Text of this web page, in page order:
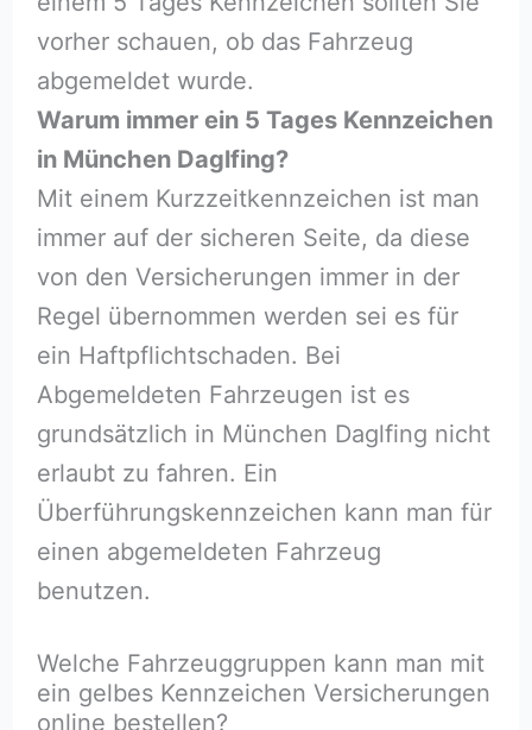
vorher schauen, ob das Fahrzeug
abgemeldet wurde.
Warum immer ein 5 Tages Kennzeichen
in München Daglfing?
Mit einem Kurzzeitkennzeichen ist man
immer auf der sicheren Seite, da diese
von den Versicherungen immer in der
Regel übernommen werden sei es für
ein Haftpflichtschaden. Bei
Abgemeldeten Fahrzeugen ist es
grundsätzlich in München Daglfing nicht
erlaubt zu fahren. Ein
Überführungskennzeichen kann man für
einen abgemeldeten Fahrzeug
benutzen.
Welche Fahrzeuggruppen kann man mit
ein gelbes Kennzeichen Versicherungen
online bestellen?